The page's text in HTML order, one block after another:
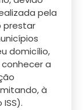
pela
prestar
domicílio,
a
à